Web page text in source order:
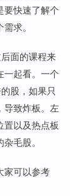
要快速了解个
求。
面的课程来
一起看。一个
股，如果只
导致炸板。左
以及热点板
毛股。
家可以参考